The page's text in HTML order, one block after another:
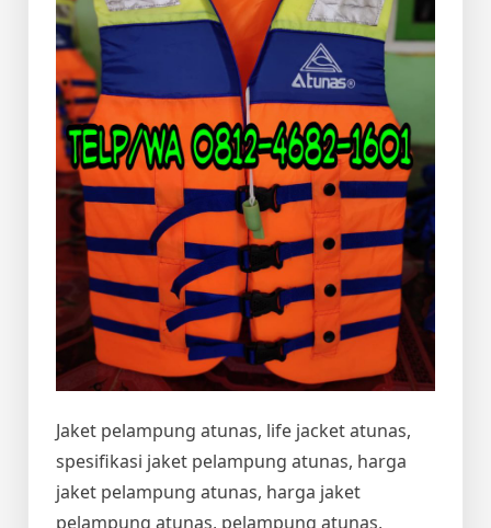
Jaket pelampung atunas, life jacket atunas,
spesifikasi jaket pelampung atunas, harga
jaket pelampung atunas, harga jaket
pelampung atunas, pelampung atunas,